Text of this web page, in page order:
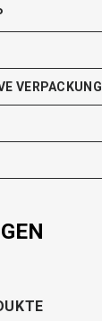
VERPACKUNG